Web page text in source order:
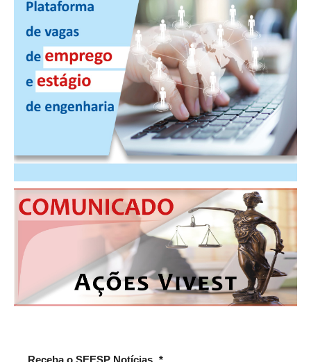
PUBLICIDADE
MANUAL DE REDAÇÃO
RELEASES
ATUALIZAÇÃO CADASTRAL
NÚCLEO JOVEM